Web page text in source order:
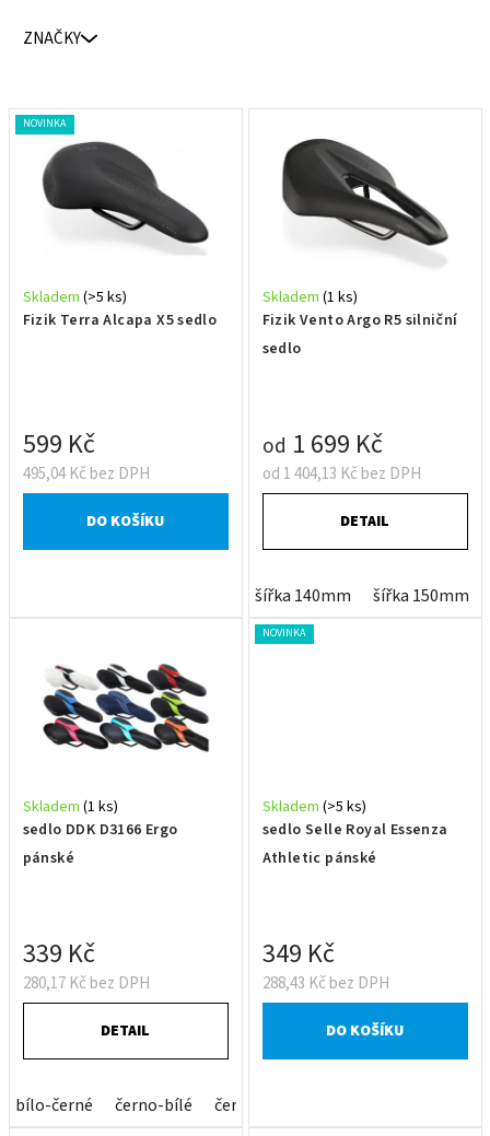
d
u
ZNAČKY
V
o
ů
NOVINKA
Fizik Terra Alcapa X5 sedlo
Skladem (>5 ks)
495,04 Kč bez DPH
599 Kč
DO KOŠÍKU
Fizik Vento Argo R5 silniční
sedlo
Skladem (1 ks)
od 1 404,13 Kč bez DPH
od 1 699 Kč
DETAIL
šířka 140mm šířka 150mm
sedlo DDK D3166 Ergo
pánské
Skladem (1 ks)
280,17 Kč bez DPH
339 Kč
DETAIL
bílo-černé černo-bílé černo-červené
NOVINKA
sedlo Selle Royal Essenza
Athletic pánské
Skladem (>5 ks)
288,43 Kč bez DPH
349 Kč
DO KOŠÍKU